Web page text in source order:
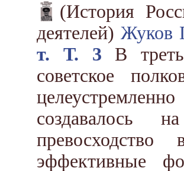
(История
деятелей)Жуков
т. Т. 3 В
советское
создавалось
эффективные